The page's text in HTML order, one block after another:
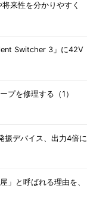
来性を分かりやすく
Switcher 3」に42V
プを修理する（1）
振デバイス、出力4倍に
」と呼ばれる理由を、